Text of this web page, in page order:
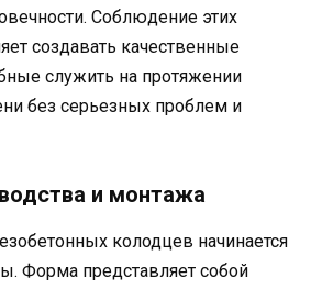
Соблюдение этих
создавать качественные
служить на протяжении
без серьезных проблем и
и монтажа
колодцев начинается
Форма представляет собой